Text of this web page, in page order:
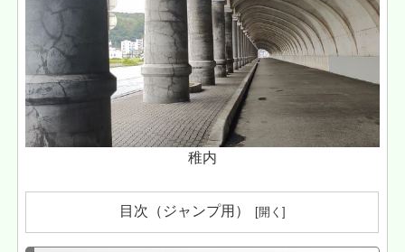
稚内
目次（ジャンプ用）